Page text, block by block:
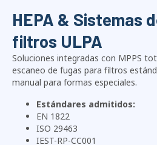
HEPA & Sistemas
filtros ULPA
Soluciones integradas con MPPS
escaneo de fugas para filtros
manual para formas especiales.
Estándares admitidos:
EN 1822
ISO 29463
IEST-RP-CC001